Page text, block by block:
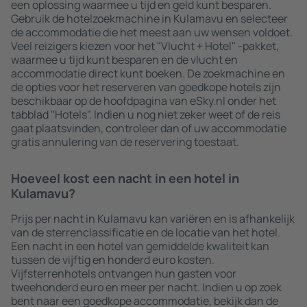
een oplossing waarmee u tijd en geld kunt besparen.
Gebruik de hotelzoekmachine in Kulamavu en selecteer
de accommodatie die het meest aan uw wensen voldoet.
Veel reizigers kiezen voor het "Vlucht + Hotel" -pakket,
waarmee u tijd kunt besparen en de vlucht en
accommodatie direct kunt boeken. De zoekmachine en
de opties voor het reserveren van goedkope hotels zijn
beschikbaar op de hoofdpagina van eSky.nl onder het
tabblad "Hotels". Indien u nog niet zeker weet of de reis
gaat plaatsvinden, controleer dan of uw accommodatie
gratis annulering van de reservering toestaat.
Hoeveel kost een nacht in een hotel in
Kulamavu?
Prijs per nacht in Kulamavu kan variëren en is afhankelijk
van de sterrenclassificatie en de locatie van het hotel.
Een nacht in een hotel van gemiddelde kwaliteit kan
tussen de vijftig en honderd euro kosten.
Vijfsterrenhotels ontvangen hun gasten voor
tweehonderd euro en meer per nacht. Indien u op zoek
bent naar een goedkope accommodatie, bekijk dan de